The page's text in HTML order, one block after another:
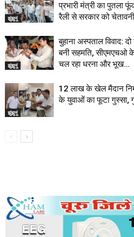
झुंझुनूं
प्रभारी मंत्री का पुतला
रैली से सरकार को चेतावनी
झुंझुनूं
बुहाना अस्पताल विवाद:
बनी सहमति, सीएमएचओ
चल रहा धरना और भूख...
झुंझुनूं
12 लाख के खेल मैदान
के युवाओं का फूटा गुस्सा,